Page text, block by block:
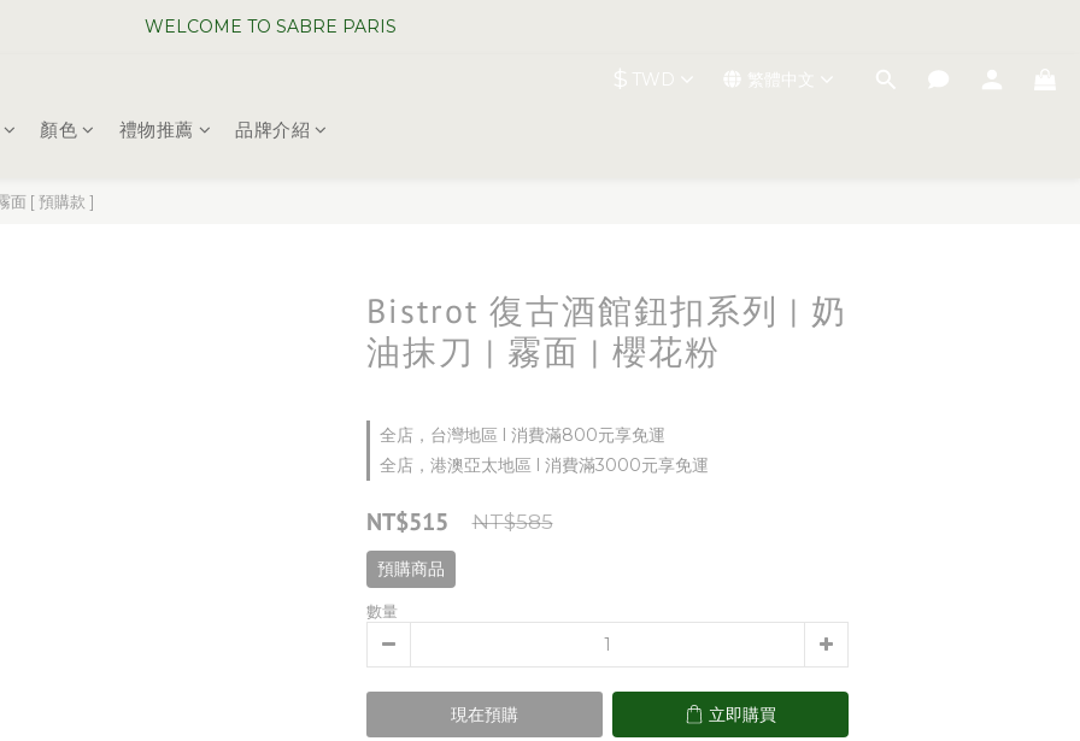
WELCOME TO SABRE PARIS
WELCOME TO SABRE PARIS
WELCOME TO SABRE PARIS
$ TWD 繁體中文
顏色 禮物推薦 品牌介紹
面 [ 預購款 ]
Bistrot 復古酒館鈕扣系列 | 奶
油抹刀 | 霧面 | 櫻花粉
全店，台灣地區 l 消費滿800元享免運
全店，港澳亞太地區 l 消費滿3000元享免運
NT$515 NT$585
預購商品
數量
現在預購 立即購買